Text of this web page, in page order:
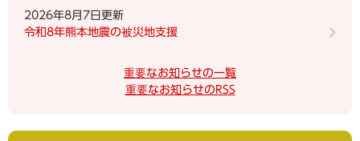
2026年8月7日更新
令和8年熊本地震の被災地支援
重要なお知らせの一覧
重要なお知らせのRSS